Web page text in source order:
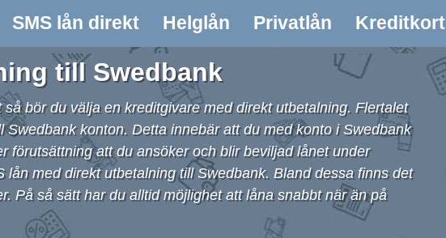
SMS lån direkt Helglån Privatlån Kreditkort
till Swedbank
bör du välja en kreditgivare med direkt utbetalning. Flertalet
konton. Detta innebär att du med konto i Swedbank
förutsättning att du ansöker och blir beviljad lånet under
med direkt utbetalning till Swedbank. Bland dessa finns det
På så sätt har du alltid möjlighet att låna snabbt när än på